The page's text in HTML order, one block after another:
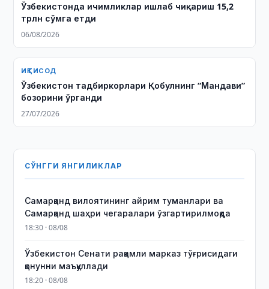
Ўзбекистонда ичимликлар ишлаб чиқариш 15,2
трлн сўмга етди
06/08/2026
ИҚТИСОД
Ўзбекистон тадбиркорлари Қобулнинг “Мандави”
бозорини ўрганди
27/07/2026
СЎНГГИ ЯНГИЛИКЛАР
Самарқанд вилоятининг айрим туманлари ва
Самарқанд шаҳри чегаралари ўзгартирилмоқда
18:30 · 08/08
Ўзбекистон Сенати рақамли марказ тўғрисидаги
қонунни маъқуллади
18:20 · 08/08